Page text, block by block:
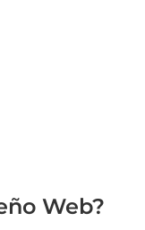
Web?